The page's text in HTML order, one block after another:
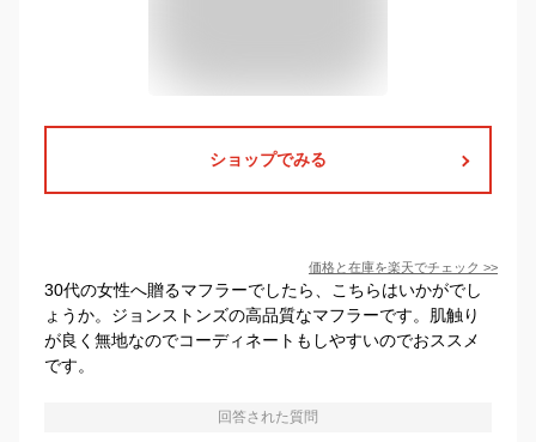
ショップでみる
価格と在庫を楽天でチェック >>
30代の女性へ贈るマフラーでしたら、こちらはいかがでし
ょうか。ジョンストンズの高品質なマフラーです。肌触り
が良く無地なのでコーディネートもしやすいのでおススメ
です。
回答された質問